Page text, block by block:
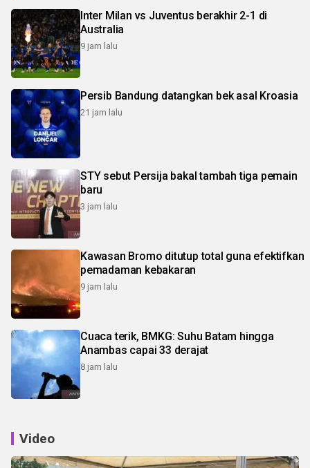
Inter Milan vs Juventus berakhir 2-1 di
Australia
9 jam lalu
Persib Bandung datangkan bek asal Kroasia
21 jam lalu
STY sebut Persija bakal tambah tiga pemain
baru
3 jam lalu
Kawasan Bromo ditutup total guna efektifkan
pemadaman kebakaran
9 jam lalu
Cuaca terik, BMKG: Suhu Batam hingga
Anambas capai 33 derajat
8 jam lalu
Video